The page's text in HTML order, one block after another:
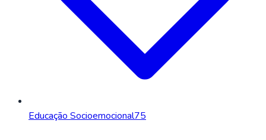
Educação Socioemocional75